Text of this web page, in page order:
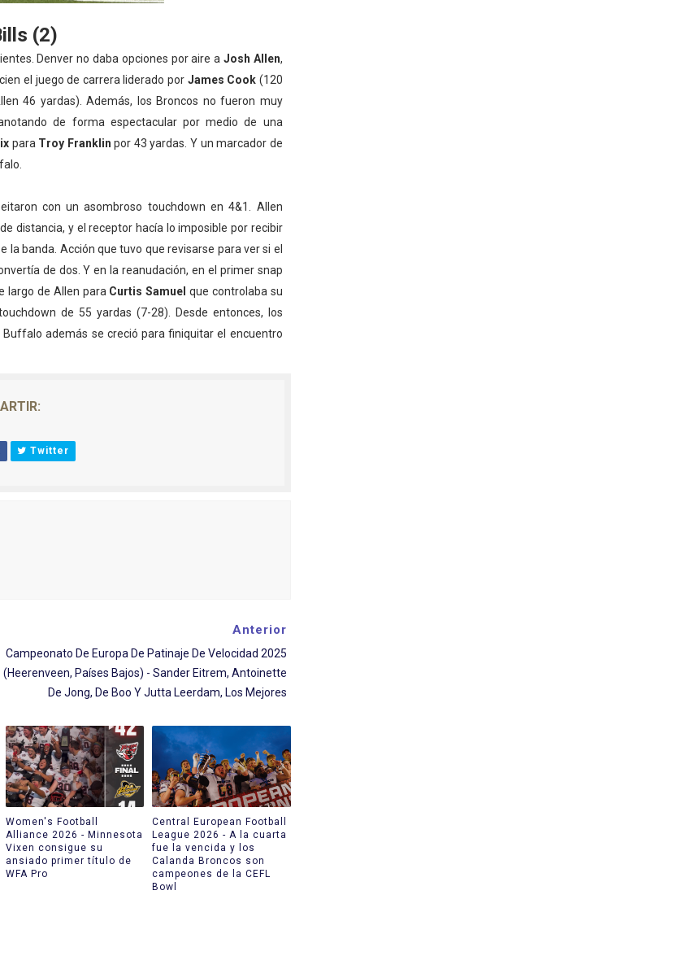
(2)
Denver no daba opciones por aire a Josh Allen,
el juego de carrera liderado por James Cook (120
46 yardas). Además, los Broncos no fueron muy
de forma espectacular por medio de una
para Troy Franklinpor 43 yardas. Y un marcador de
con un asombroso touchdown en 4&1. Allen
distancia, y el receptor hacía lo imposible por recibir
banda. Acción que tuvo que revisarse para ver si el
de dos. Y en la reanudación, en el primer snap
largo de Allen para Curtis Samuelque controlaba su
de 55 yardas (7-28). Desde entonces, los
además se creció para finiquitar el encuentro
Twitter
Anterior
Campeonato De Europa De Patinaje De Velocidad 2025
(Heerenveen, Países Bajos) - Sander Eitrem, Antoinette
De Jong, De Boo Y Jutta Leerdam, Los Mejores
Women's Football
Alliance 2026 - Minnesota
Vixen consigue su
ansiado primer título de
WFA Pro
Central European Football
League 2026 - A la cuarta
fue la vencida y los
Calanda Broncos son
campeones de la CEFL
Bowl